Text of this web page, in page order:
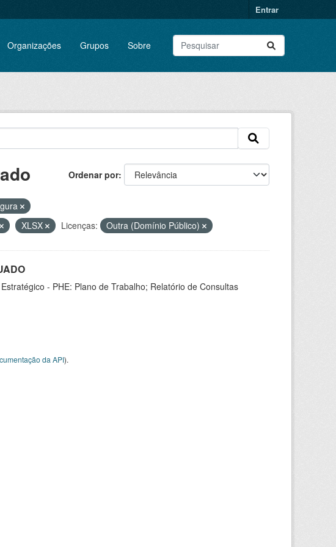
Entrar
Organizações Grupos Sobre
Ordenar por
XLSX Licenças: Outra (Domínio Público)
- PHE: Plano de Trabalho; Relatório de Consultas
da API).